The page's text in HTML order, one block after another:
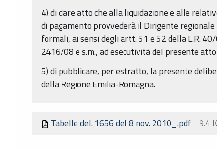
4) di dare atto che alla liquidazione e alle
di pagamento provvederà il Dirigente
formali, ai sensi degli artt. 51 e 52 della L.R.
2416/08 e s.m., ad esecutività del presente
5) di pubblicare, per estratto, la presente
della Regione Emilia-Romagna.
Tabelle del. 1656 del 8 nov. 2010_.pdf- 9.4